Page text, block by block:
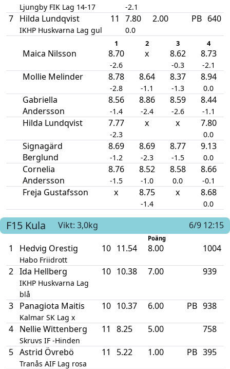
Ljungby FIK Lag 14-17 -2.1
7 Hilda Lundqvist
IKHP Huskvarna Lag gul
11 7.80
0.0
2.00 PB 640
1 2 3 4
Maica Nilsson 8.70
-2.6
x 8.62
-0.3
8.73
-2.1
Mollie Melinder 8.78
-2.8
8.64
-1.1
8.37
-1.3
8.94
0.0
Gabriella
Andersson
8.56
-1.4
8.86
-2.4
8.59
-2.6
8.44
-1.1
Hilda Lundqvist 7.77
-2.3
x x 7.80
0.0
Signagärd
Berglund
8.69
-1.2
8.69
-2.3
8.77
-1.5
9.13
0.0
Cornelia
Andersson
8.76
-1.5
8.52
-1.0
8.58
0.0
8.66
-0.1
Freja Gustafsson x 8.75
-1.4
x 8.68
0.0
F15 Kula Vikt: 3,0kg 6/9 12:15
Poäng
1 Hedvig Orestig
Habo Friidrott
10 11.54 8.00 1004
2 Ida Hellberg
IKHP Huskvarna Lag
blå
10 10.38 7.00 939
3 Panagiota Maitis
Kalmar SK Lag x
10 10.37 6.00 PB 938
4 Nellie Wittenberg
Skruvs IF -Hinden
11 8.25 5.00 758
5 Astrid Övrebö
Tranås AIF Lag rosa
11 5.22 1.00 PB 395